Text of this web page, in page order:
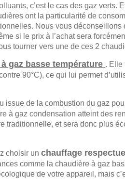
c’est le cas des gaz verts.
ont la particularité de
Nous vous déconseillons
si le prix à l’achat sera
tourner vers une de ces 2
gaz basse température . Elle
90°C), ce qui lui permet
issue de la combustion du gaz
à gaz condensation atteint des
traditionnelle, et sera donc plus
choisir un chauffage
comme la chaudière à gaz
de votre appareil, mais